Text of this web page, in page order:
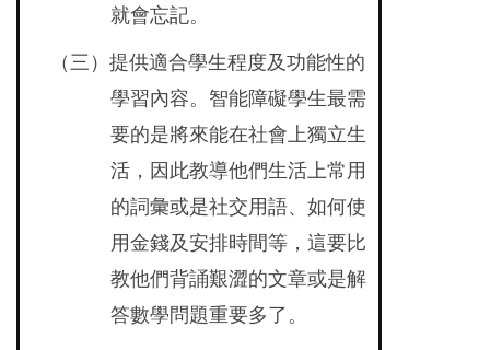
就會忘記。
（三）提供適合學生程度及功能性的
學習內容。智能障礙學生最需
要的是將來能在社會上獨立生
活，因此教導他們生活上常用
的詞彙或是社交用語、如何使
用金錢及安排時間等，這要比
教他們背誦艱澀的文章或是解
答數學問題重要多了。